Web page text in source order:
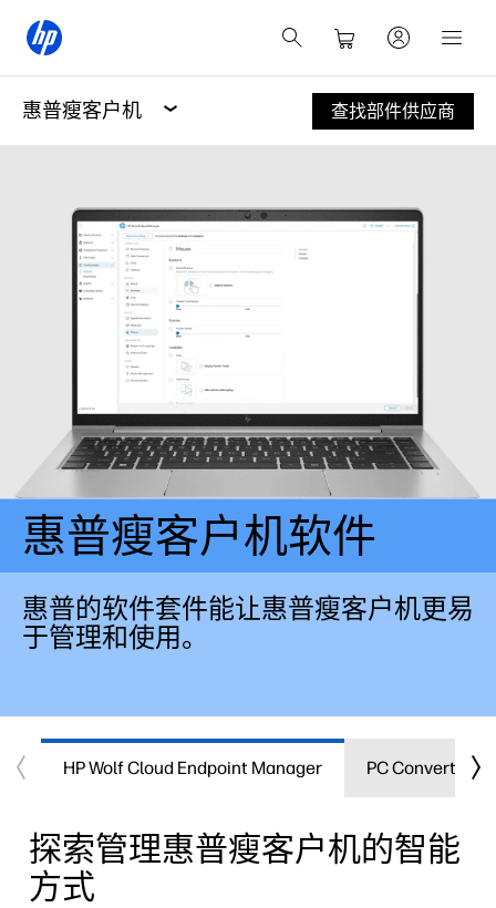
惠普瘦客户机 查找部件供应商
惠普瘦客户机软件
惠普的软件套件能让惠普瘦客户机更易
于管理和使用。
HP Wolf Cloud Endpoint Manager PC Converter
探索管理惠普瘦客户机的智能
方式